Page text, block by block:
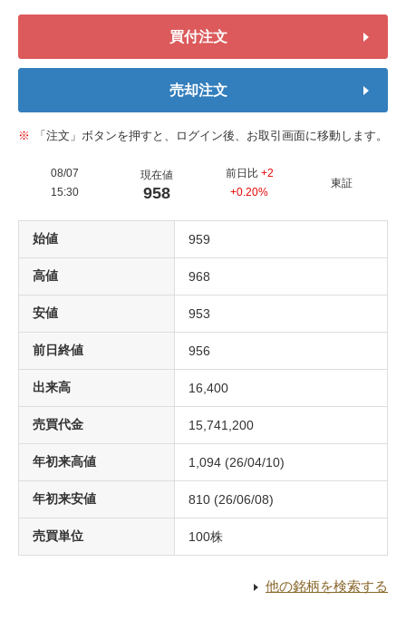
買付注文
売却注文
「注文」ボタンを押すと、ログイン後、お取引画面に移動します。
08/07
15:30
現在値
958
前日比 +2
+0.20%
東証
始値 959
高値 968
安値 953
前日終値 956
出来高 16,400
売買代金 15,741,200
年初来高値 1,094 (26/04/10)
年初来安値 810 (26/06/08)
売買単位 100株
他の銘柄を検索する